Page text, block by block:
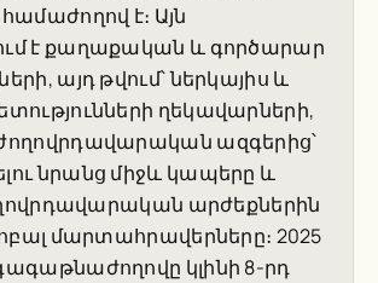
է։ Այն
է քաղաքական և գործարար
այդ թվում՝ ներկայիս և
ղեկավարների,
ազգերից՝
նրանց միջև կապերը և
արժեքներին
մարտահրավերները։ 2025
կլինի 8-րդ